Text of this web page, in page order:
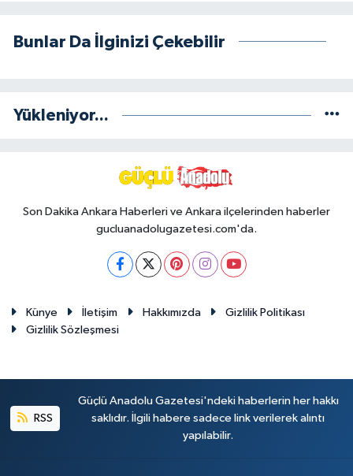
Bunlar Da İlginizi Çekebilir
Yükleniyor...
Son Dakika Ankara Haberleri ve Ankara ilçelerinden haberler
gucluanadolugazetesi.com'da.
Künye İletişim Hakkımızda
Gizlilik Politikası
Gizlilik Sözleşmesi
RSS
Güçlü Anadolu Gazetesi'ndeki haberlerin her hakkı
saklıdır. İlgili habere sadece link verilerek alıntı
yapılabilir.